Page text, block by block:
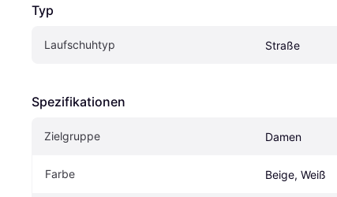
Typ
Laufschuhtyp Straße
Spezifikationen
Zielgruppe Damen
Farbe Beige, Weiß